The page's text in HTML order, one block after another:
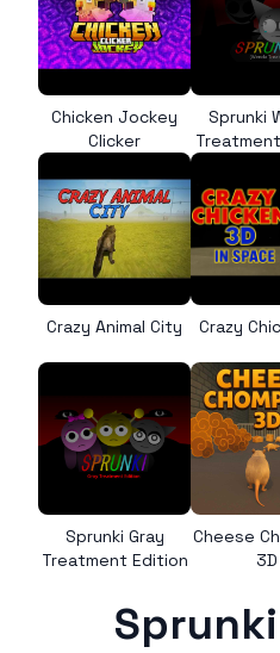
Chicken Jockey
Clicker
Sprunki
Crazy Animal City Crazy
Sprunki Gray
Treatment Edition
Cheese
3D